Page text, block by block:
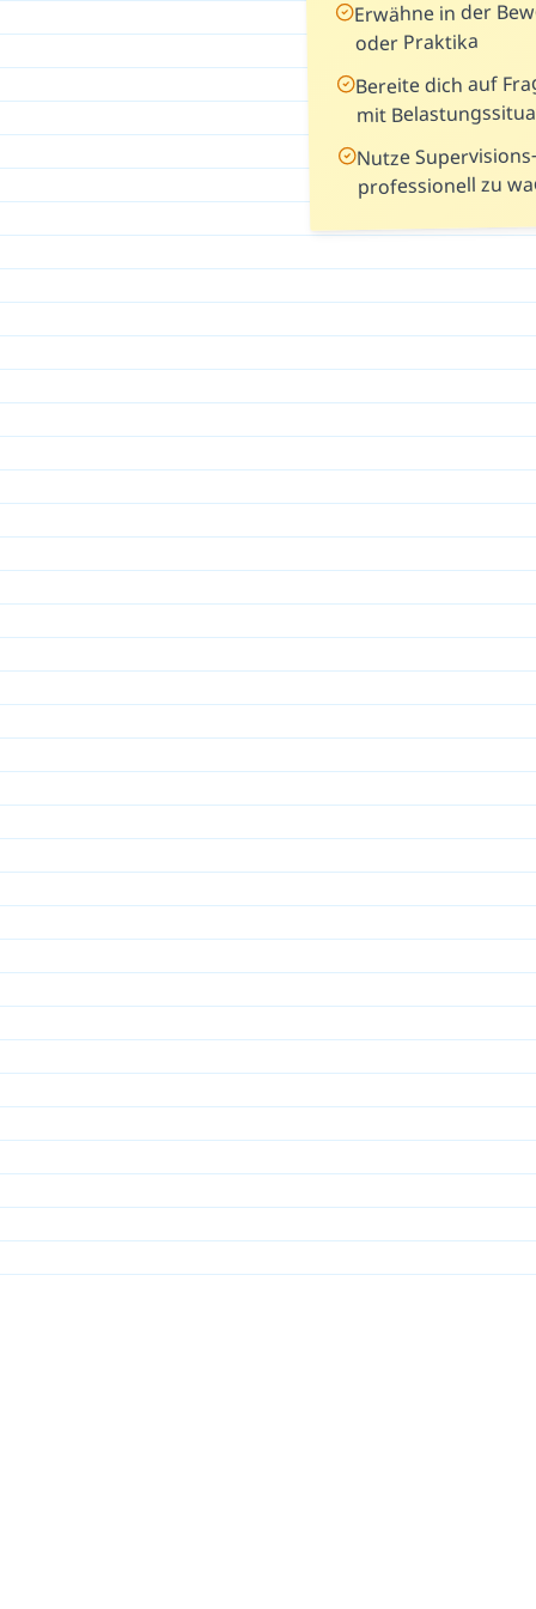
Erwähne in der
oder Praktika
Bereite dich auf
mit
Nutze
professionell zu